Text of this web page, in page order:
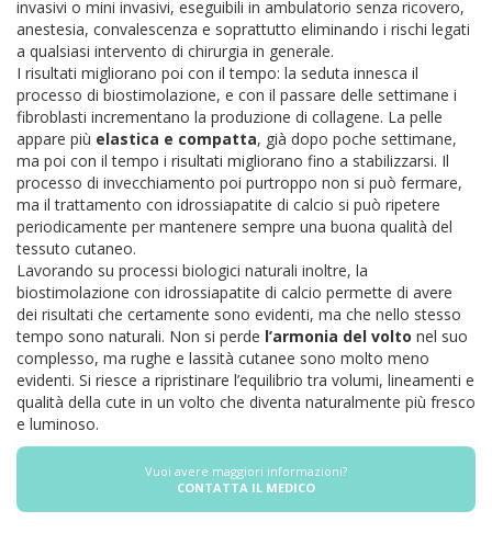
invasivi o mini invasivi, eseguibili in ambulatorio senza ricovero,
anestesia, convalescenza e soprattutto eliminando i rischi legati
a qualsiasi intervento di chirurgia in generale.
I risultati migliorano poi con il tempo: la seduta innesca il
processo di biostimolazione, e con il passare delle settimane i
fibroblasti incrementano la produzione di collagene. La pelle
appare più elastica e compatta, già dopo poche settimane,
ma poi con il tempo i risultati migliorano fino a stabilizzarsi. Il
processo di invecchiamento poi purtroppo non si può fermare,
ma il trattamento con idrossiapatite di calcio si può ripetere
periodicamente per mantenere sempre una buona qualità del
tessuto cutaneo.
Lavorando su processi biologici naturali inoltre, la
biostimolazione con idrossiapatite di calcio permette di avere
dei risultati che certamente sono evidenti, ma che nello stesso
tempo sono naturali. Non si perde l’armonia del volto nel suo
complesso, ma rughe e lassità cutanee sono molto meno
evidenti. Si riesce a ripristinare l’equilibrio tra volumi, lineamenti e
qualità della cute in un volto che diventa naturalmente più fresco
e luminoso.
Vuoi avere maggiori informazioni?
CONTATTA IL MEDICO